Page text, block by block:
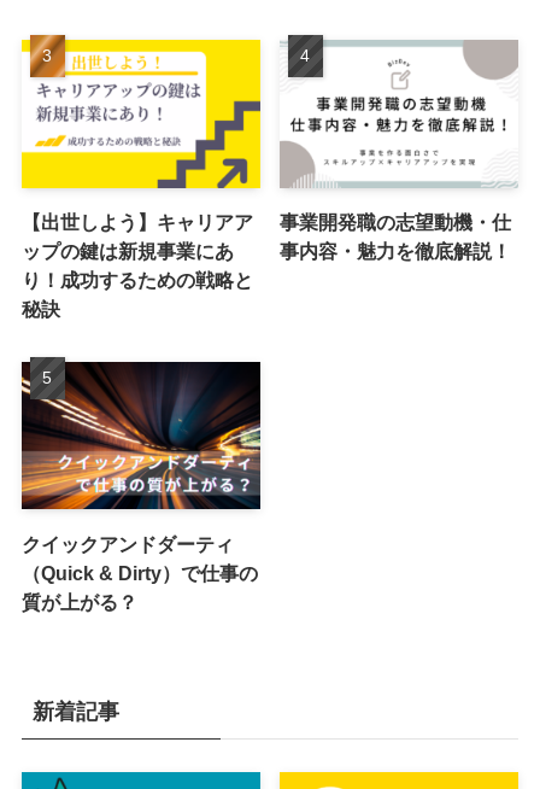
【出世しよう】キャリアア
ップの鍵は新規事業にあ
り！成功するための戦略と
秘訣
事業開発職の志望動機・仕
事内容・魅力を徹底解説！
クイックアンドダーティ
（Quick & Dirty）で仕事の
質が上がる？
新着記事